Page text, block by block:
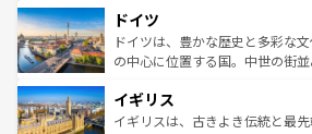
せる。地方によって風土や気候が
性で訪れる
ンテンツ一覧を参照してほしい。
で、幅広い魅力が詰まっている。
聖堂、美しいビーチ、そして豊
から魅了する。また、フランス
いる。シャンパンの発祥地である
香り高いラベンダー畑など、多
ドイツ
ドイツは、豊かな歴史と多彩な
の中心に位置する国。中世の街
顔を持つこの国は、どこを歩いて
ルリンの文化的活気、バイエル
イギリス
イギリスは、古きよき伝統と最